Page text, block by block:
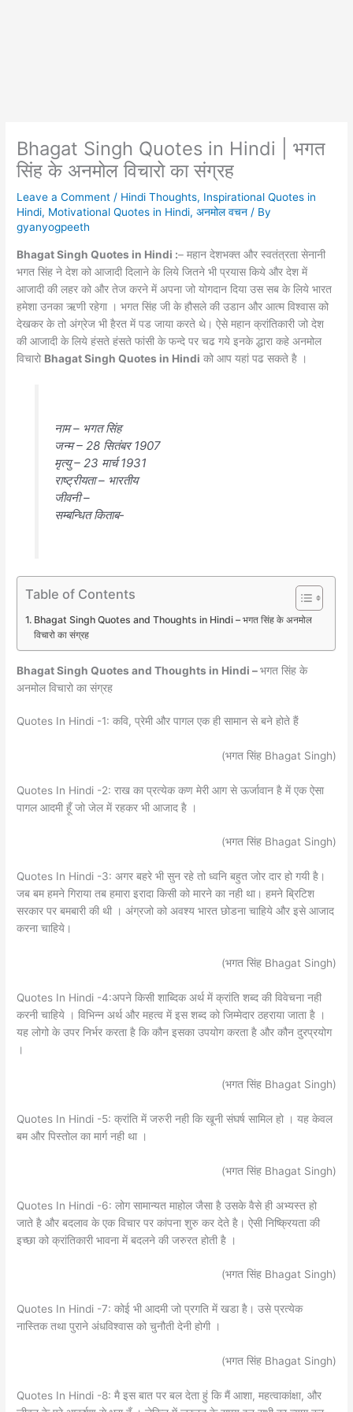
Bhagat Singh Quotes in Hindi | भगत
सिंह के अनमोल विचारो का संग्रह
Leave a Comment / Hindi Thoughts, Inspirational Quotes in
Hindi, Motivational Quotes in Hindi,अनमोल वचन / By
gyanyogpeeth
Bhagat Singh Quotes in Hindi :– महान देशभक्त और स्वतंत्रता सेनानी
भगत सिंह ने देश को आजादी दिलाने के लिये जितने भी प्रयास किये और देश में
आजादी की लहर को और तेज करने में अपना जो योगदान दिया उस सब के लिये भारत
हमेशा उनका ऋणी रहेगा । भगत सिंह जी के हौसले की उडान और आत्म विश्वास को
देखकर के तो अंग्रेज भी हैरत में पड जाया करते थे। ऐसे महान क्रांतिकारी जो देश
की आजादी के लिये हंसते हंसते फांसी के फन्दे पर चढ गये इनके द्धारा कहे अनमोल
विचारो Bhagat Singh Quotes in Hindi को आप यहां पढ सकते है ।
नाम – भगत सिंह
जन्म – 28 सितंबर 1907
मृत्यु – 23 मार्च 1931
राष्ट्रीयता – भारतीय
जीवनी –
सम्बन्धित किताब-
Table of Contents
Bhagat Singh Quotes and Thoughts in Hindi – भगत सिंह के अनमोल
विचारो का संग्रह
Bhagat Singh Quotes and Thoughts in Hindi –भगत सिंह के
अनमोल विचारो का संग्रह
Quotes In Hindi -1: कवि, प्रेमी और पागल एक ही सामान से बने होते हैं
(भगत सिंह Bhagat Singh)
Quotes In Hindi -2: राख का प्रत्येक कण मेरी आग से ऊर्जावान है में एक ऐसा
पागल आदमी हूँ जो जेल में रहकर भी आजाद है ।
(भगत सिंह Bhagat Singh)
Quotes In Hindi -3: अगर बहरे भी सुन रहे तो ध्वनि बहुत जोर दार हो गयी है।
जब बम हमने गिराया तब हमारा इरादा किसी को मारने का नही था। हमने ब्रिटिश
सरकार पर बमबारी की थी । अंग्रजो को अवश्य भारत छोडना चाहिये और इसे आजाद
करना चाहिये।
(भगत सिंह Bhagat Singh)
Quotes In Hindi -4:अपने किसी शाब्दिक अर्थ में क्रांति शब्द की विवेचना नही
करनी चाहिये । विभिन्न अर्थ और महत्व में इस शब्द को जिम्मेदार ठहराया जाता है ।
यह लोगो के उपर निर्भर करता है कि कौन इसका उपयोग करता है और कौन दुरप्रयोग
।
(भगत सिंह Bhagat Singh)
Quotes In Hindi -5: क्रांति में जरुरी नही कि खूनी संघर्ष सामिल हो । यह केवल
बम और पिस्तोल का मार्ग नही था ।
(भगत सिंह Bhagat Singh)
Quotes In Hindi -6: लोग सामान्यत माहोल जैसा है उसके वैसे ही अभ्यस्त हो
जाते है और बदलाव के एक विचार पर कांपना शुरु कर देते है। ऐसी निष्क्रियता की
इच्छा को क्रांतिकारी भावना में बदलने की जरुरत होती है ।
(भगत सिंह Bhagat Singh)
Quotes In Hindi -7: कोई भी आदमी जो प्रगति में खडा है। उसे प्रत्येक
नास्तिक तथा पुराने अंधविश्वास को चुनौती देनी होगी ।
(भगत सिंह Bhagat Singh)
Quotes In Hindi -8: मै इस बात पर बल देता हुं कि मैं आशा, महत्वाकांक्षा, और